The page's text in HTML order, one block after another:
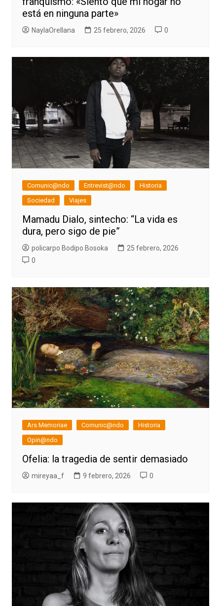
está en ninguna parte»
NaylaOrellana 25 febrero, 2026 0
Comunic@ndo Entrevist@ndo
Historia
Sociedad
Viajes
Mamadu Dialo, sintecho: “La vida es
dura, pero sigo de pie”
policarpo Bodipo Bosoka
25 febrero, 2026
0
Ars Memoriae Comunic@ndo
Historia
Opin@ndo
Ofelia: la tragedia de sentir demasiado
mireyaa_f 9 febrero, 2026 0